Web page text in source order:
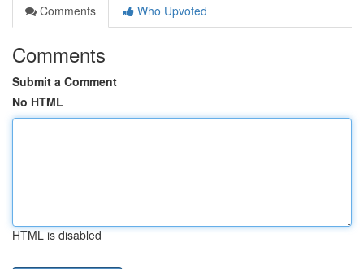
Comments
Who Upvoted
Comments
Submit a Comment
No HTML
HTML is disabled